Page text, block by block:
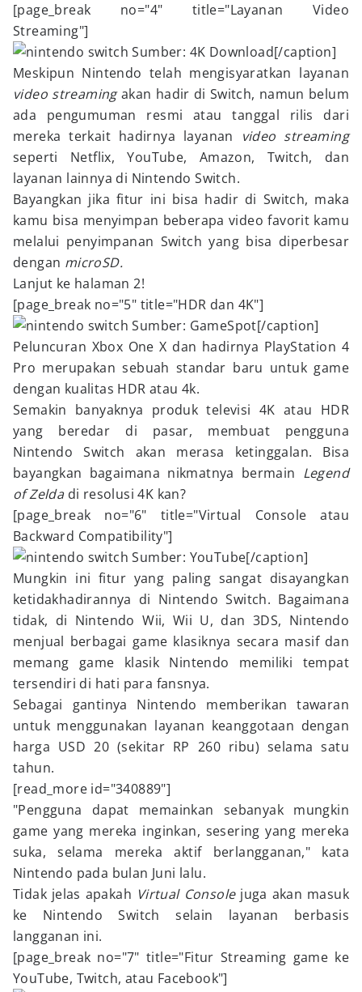
[page_break no="4" title="Layanan Video
Streaming"]
Sumber: 4K Download[/caption]
Meskipun Nintendo telah mengisyaratkan layanan
video streamingakan hadir di Switch, namun belum
ada pengumuman resmi atau tanggal rilis dari
mereka terkait hadirnya layanan
video streaming
seperti Netflix, YouTube, Amazon, Twitch, dan
layanan lainnya di Nintendo Switch.
Bayangkan jika fitur ini bisa hadir di Switch, maka
kamu bisa menyimpan beberapa video favorit kamu
melalui penyimpanan Switch yang bisa diperbesar
dengan microSD.
Lanjut ke halaman 2!
[page_break no="5" title="HDR dan 4K"]
Sumber: GameSpot[/caption]
Peluncuran Xbox One X dan hadirnya PlayStation 4
Pro merupakan sebuah standar baru untuk game
dengan kualitas HDR atau 4k.
Semakin banyaknya produk televisi 4K atau HDR
yang beredar di pasar, membuat pengguna
Nintendo Switch akan merasa ketinggalan. Bisa
bayangkan bagaimana nikmatnya bermain Legend
of Zeldadi resolusi 4K kan?
[page_break no="6" title="Virtual Console atau
Backward Compatibility"]
Sumber: YouTube[/caption]
Mungkin ini fitur yang paling sangat disayangkan
ketidakhadirannya di Nintendo Switch. Bagaimana
tidak, di Nintendo Wii, Wii U, dan 3DS, Nintendo
menjual berbagai game klasiknya secara masif dan
memang game klasik Nintendo memiliki tempat
tersendiri di hati para fansnya.
Sebagai gantinya Nintendo memberikan tawaran
untuk menggunakan layanan keanggotaan dengan
harga USD 20 (sekitar RP 260 ribu) selama satu
tahun.
[read_more id="340889"]
"Pengguna dapat memainkan sebanyak mungkin
game yang mereka inginkan, sesering yang mereka
suka, selama mereka aktif berlangganan," kata
Nintendo pada bulan Juni lalu.
Tidak jelas apakah Virtual Consolejuga akan masuk
ke Nintendo Switch selain layanan berbasis
langganan ini.
[page_break no="7" title="Fitur Streaming game ke
YouTube, Twitch, atau Facebook"]